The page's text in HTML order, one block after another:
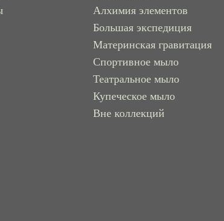
Алхимия элементов
Большая экспедиция
Материнская гравитация
Спортивное мыло
Театральное мыло
Купеческое мыло
Вне коллекций